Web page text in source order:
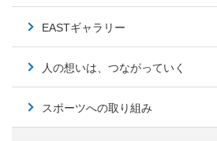
EASTギャラリー
人の想いは、つながっていく
スポーツへの取り組み